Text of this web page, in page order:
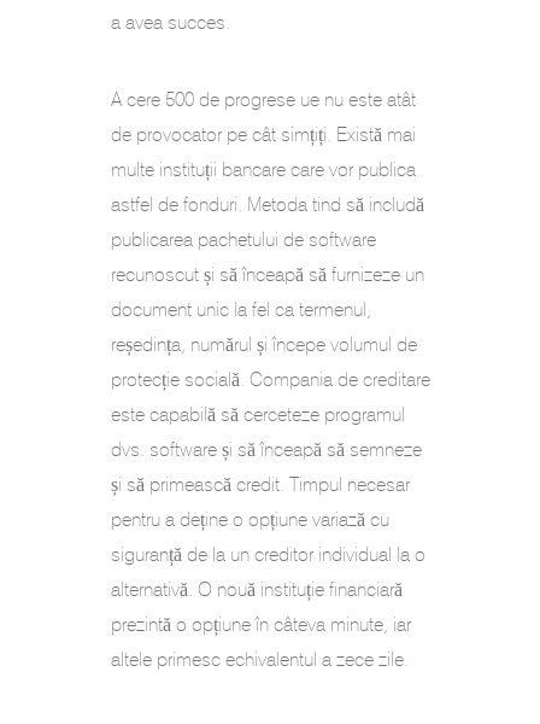
a avea succes.
A cere 500 de progrese ue nu este atât
de provocator pe cât simțiți. Există mai
multe instituții bancare care vor publica
astfel de fonduri. Metoda tind să includă
publicarea pachetului de software
recunoscut și să înceapă să furnizeze un
document unic la fel ca termenul,
reședința, numărul și începe volumul de
protecție socială. Compania de creditare
este capabilă să cerceteze programul
dvs. software și să înceapă să semneze
și să primească credit. Timpul necesar
pentru a deține o opțiune variază cu
siguranță de la un creditor individual la o
alternativă. O nouă instituție financiară
prezintă o opțiune în câteva minute, iar
altele primesc echivalentul a zece zile.